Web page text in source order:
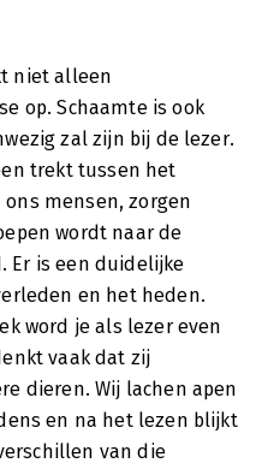
niet alleen
op. Schaamte is ook
zal zijn bij de lezer.
trekt tussen het
mensen, zorgen
wordt naar de
Er is een duidelijke
en het heden.
word je als lezer even
vaak dat zij
dieren. Wij lachen apen
en na het lezen blijkt
van die